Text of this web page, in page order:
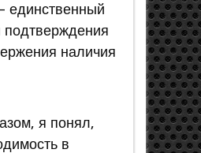
единственный
подтверждения
наличия
я понял,
в